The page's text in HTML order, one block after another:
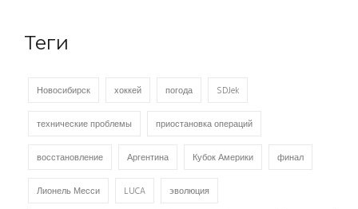
Теги
Новосибирск хоккей погода SDJek
технические проблемы приостановка операций
восстановление Аргентина Кубок Америки финал
Лионель Месси LUCA эволюция